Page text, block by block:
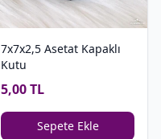
7x7x2,5 Asetat Kapaklı
Kutu
5,00 TL
Sepete Ekle